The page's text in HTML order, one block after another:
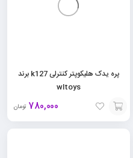
پره یدک هلیکوپتر کنترلی k127 برند
wltoys
780,000 تومان
افزودن